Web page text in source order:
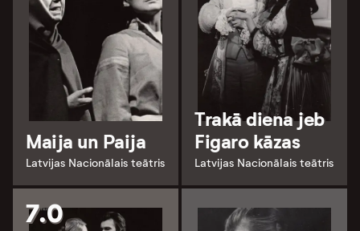
Maija un Paija
Latvijas Nacionālais teātris
Trakā diena jeb
Figaro kāzas
Latvijas Nacionālais teātris
7.0